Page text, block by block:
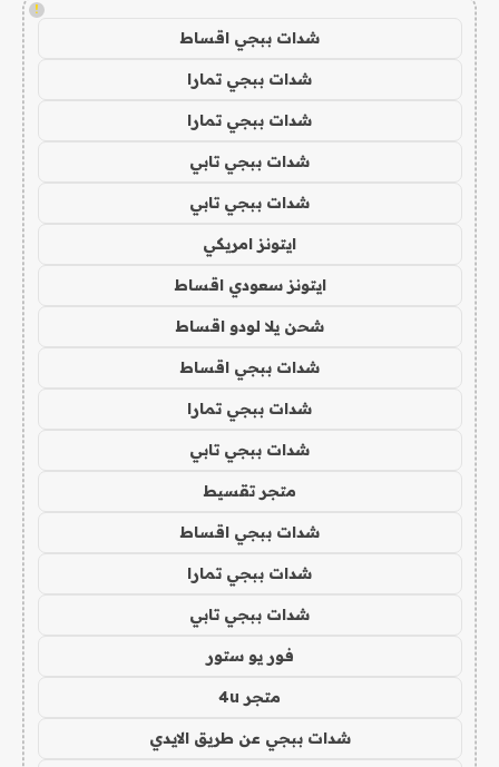
!
شدات ببجي اقساط
شدات ببجي تمارا
شدات ببجي تمارا
شدات ببجي تابي
شدات ببجي تابي
ايتونز امريكي
ايتونز سعودي اقساط
شحن يلا لودو اقساط
شدات ببجي اقساط
شدات ببجي تمارا
شدات ببجي تابي
متجر تقسيط
شدات ببجي اقساط
شدات ببجي تمارا
شدات ببجي تابي
فور يو ستور
متجر 4u
شدات ببجي عن طريق الايدي